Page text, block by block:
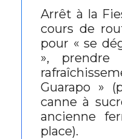
Arrêt à la
cours de
pour « se
»,
Guarapo »
canne à
ancienne
place).